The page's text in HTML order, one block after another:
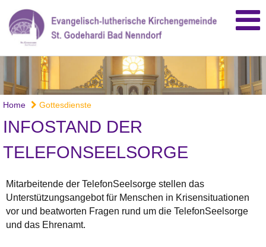
Home Gottesdienste
INFOSTAND DER
TELEFONSEELSORGE
Mitarbeitende der TelefonSeelsorge stellen das
Unterstützungsangebot für Menschen in Krisensituationen
vor und beatworten Fragen rund um die TelefonSeelsorge
und das Ehrenamt.